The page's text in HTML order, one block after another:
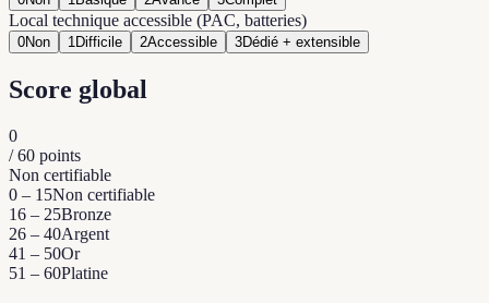
Local technique accessible (PAC, batteries)
0Non 1 Difficile 2Accessible 3Dédié + extensible
Score global
0
/60 points
Non certifiable
0 – 15Non certifiable
16 – 25Bronze
26 – 40Argent
41 – 50Or
51 – 60Platine